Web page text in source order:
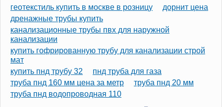
геотекстиль купить в москве в розницу
дорнит цена
дренажные трубы купить
канализационные трубы пвх для наружной
канализации
купить гофрированную трубу для канализации строй
мат
купить пнд трубу 32
пнд труба для газа
труба пнд 160 мм цена за метр
труба пнд 20 мм
труба пнд водопроводная 110